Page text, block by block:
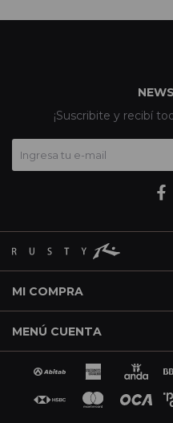
MI COMPRA
MENÚ CUENTA
¡Suscribite y recibí